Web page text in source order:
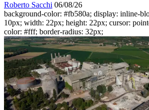
Roberto Sacchi 06/08/26
background-color: #fb580a; display: inline-
10px; width: 22px; height: 22px; cursor:
color: #fff; border-radius: 32px;